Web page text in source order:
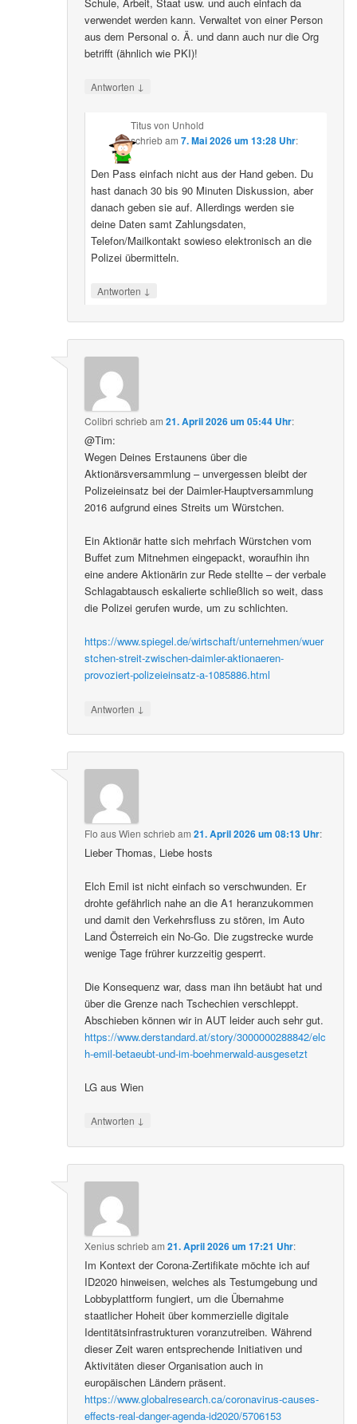
verwendet werden kann. Verwaltet von einer Person
aus dem Personal o. Ä. und dann auch nur die Org
betrifft (ähnlich wie PKI)!
Antworten ↓
Titus von Unhold
schriebam 7. Mai 2026 um 13:28 Uhr:
Den Pass einfach nicht aus der Hand geben. Du
hast danach 30 bis 90 Minuten Diskussion, aber
danach geben sie auf. Allerdings werden sie
deine Daten samt Zahlungsdaten,
Telefon/Mailkontakt sowieso elektronisch an die
Polizei übermitteln.
Antworten ↓
Colibri schriebam21. April 2026 um 05:44 Uhr:
@Tim:
Wegen Deines Erstaunens über die
Aktionärsversammlung – unvergessen bleibt der
Polizeieinsatz bei der Daimler-Hauptversammlung
2016 aufgrund eines Streits um Würstchen.
Ein Aktionär hatte sich mehrfach Würstchen vom
Buffet zum Mitnehmen eingepackt, woraufhin ihn
eine andere Aktionärin zur Rede stellte – der verbale
Schlagabtausch eskalierte schließlich so weit, dass
die Polizei gerufen wurde, um zu schlichten.
https://www.spiegel.de/wirtschaft/unternehmen/wuer
stchen-streit-zwischen-daimler-aktionaeren-
provoziert-polizeieinsatz-a-1085886.html
Antworten ↓
Flo aus Wien schriebam21. April 2026 um 08:13 Uhr:
Lieber Thomas, Liebe hosts
Elch Emil ist nicht einfach so verschwunden. Er
drohte gefährlich nahe an die A1 heranzukommen
und damit den Verkehrsfluss zu stören, im Auto
Land Österreich ein No-Go. Die zugstrecke wurde
wenige Tage frührer kurzzeitig gesperrt.
Die Konsequenz war, dass man ihn betäubt hat und
über die Grenze nach Tschechien verschleppt.
Abschieben können wir in AUT leider auch sehr gut.
https://www.derstandard.at/story/3000000288842/elc
h-emil-betaeubt-und-im-boehmerwald-ausgesetzt
LG aus Wien
Antworten ↓
Xeniusschriebam21. April 2026 um 17:21 Uhr:
Im Kontext der Corona-Zertifikate möchte ich auf
ID2020 hinweisen, welches als Testumgebung und
Lobbyplattform fungiert, um die Übernahme
staatlicher Hoheit über kommerzielle digitale
Identitätsinfrastrukturen voranzutreiben. Während
dieser Zeit waren entsprechende Initiativen und
Aktivitäten dieser Organisation auch in
europäischen Ländern präsent.
https://www.globalresearch.ca/coronavirus-causes-
effects-real-danger-agenda-id2020/5706153